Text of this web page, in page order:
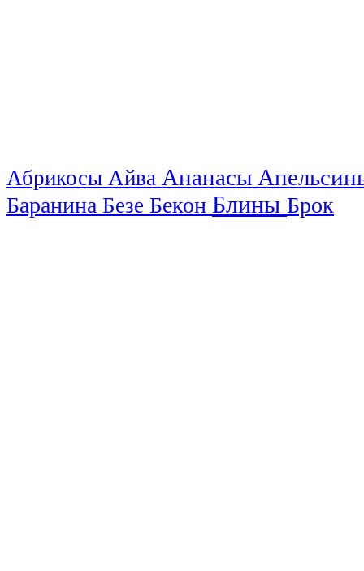
Абрикосы Айва Ананасы
Баранина Безе Бекон Блины Брок